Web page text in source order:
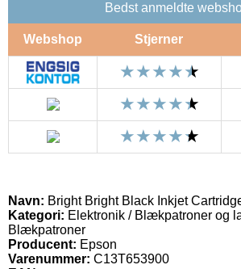
Bedst anmeldte
Webshop Stjerner
Navn: Bright Bright Black Inkjet
Kategori: Elektronik / Blækpatroner og
Blækpatroner
Producent: Epson
Varenummer: C13T653900